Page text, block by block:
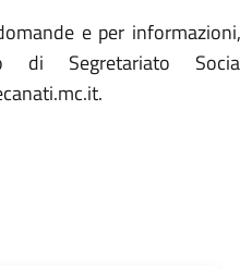
e per
di Segretariato